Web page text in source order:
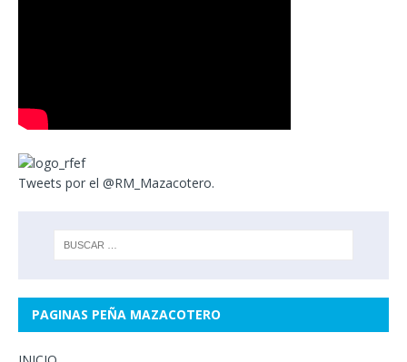
Tweets por el @RM_Mazacotero.
PAGINAS PEÑA MAZACOTERO